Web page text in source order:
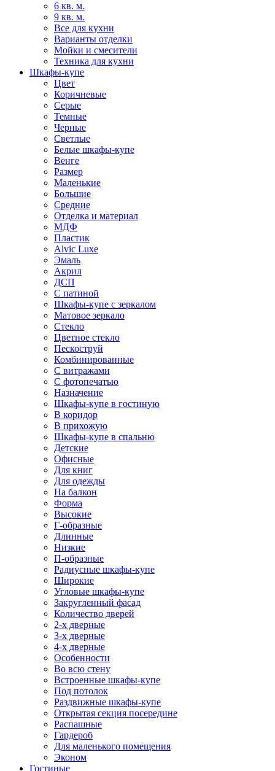
6 кв. м.
9 кв. м.
Все для кухни
Варианты отделки
Мойки и смесители
Техника для кухни
Шкафы-купе
Цвет
Коричневые
Серые
Темные
Черные
Светлые
Белые шкафы-купе
Венге
Размер
Маленькие
Большие
Средние
Отделка и материал
МДФ
Пластик
Alvic Luxe
Эмаль
Акрил
ДСП
С патиной
Шкафы-купе с зеркалом
Матовое зеркало
Стекло
Цветное стекло
Пескоструй
Комбинированные
С витражами
С фотопечатью
Назначение
Шкафы-купе в гостиную
В коридор
В прихожую
Шкафы-купе в спальню
Детские
Офисные
Для книг
Для одежды
На балкон
Форма
Высокие
Г-образные
Длинные
Низкие
П-образные
Радиусные шкафы-купе
Широкие
Угловые шкафы-купе
Закругленный фасад
Количество дверей
2-х дверные
3-х дверные
4-х дверные
Особенности
Во всю стену
Встроенные шкафы-купе
Под потолок
Раздвижные шкафы-купе
Открытая секция посередине
Распашные
Гардероб
Для маленького помещения
Эконом
Гостиные